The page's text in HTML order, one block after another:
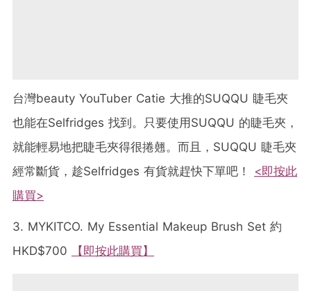
台灣beauty YouTuber Catie 大推的SUQQU 睫毛夾
也能在Selfridges 找到。只要使用SUQQU 的睫毛夾，
就能輕易地把睫毛夾得很捲翹。而且，SUQQU 睫毛夾
經常斷貨，趁Selfridges 有貨就趕快下單吧！ <即按此
購買>
3. MYKITCO. My Essential Makeup Brush Set 約
HKD$700
【即按此購買】